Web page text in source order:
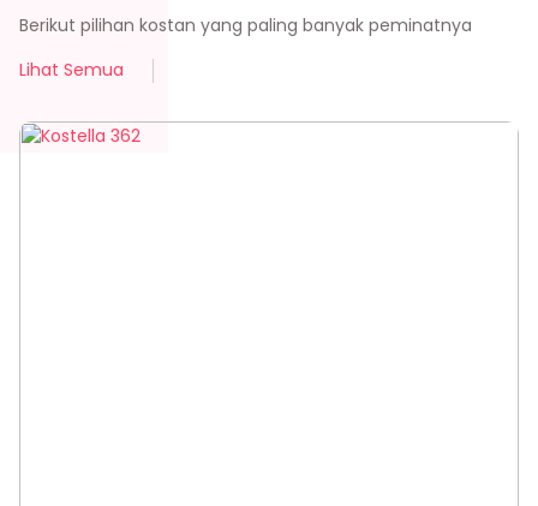
Berikut pilihan kostan yang paling banyak peminatnya
Lihat Semua